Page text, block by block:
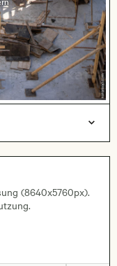
(8640x5760px).